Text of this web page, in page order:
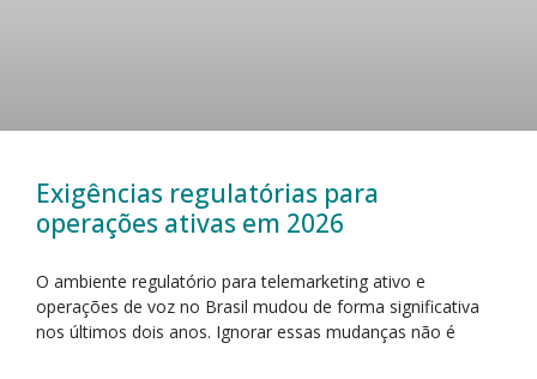
Exigências regulatórias para
operações ativas em 2026
O ambiente regulatório para telemarketing ativo e
operações de voz no Brasil mudou de forma significativa
nos últimos dois anos. Ignorar essas mudanças não é